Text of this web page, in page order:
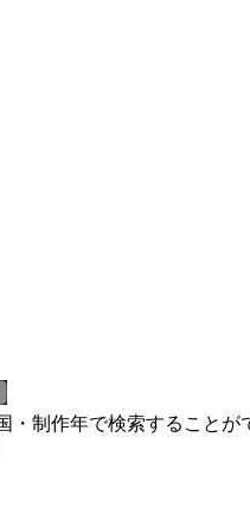
制作年で検索することが